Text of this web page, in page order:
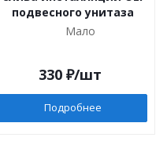
подвесного унитаза
Мало
330₽/шт
Подробнее